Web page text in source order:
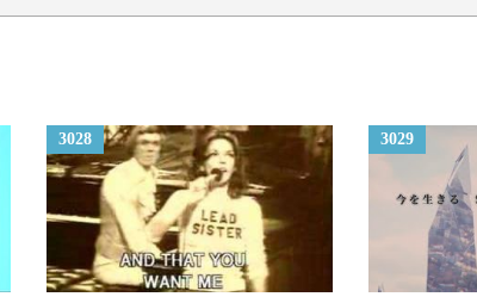
I’ll be your lover and I’ll be your friend
Ooh… too good to be true
I wanna spend my life with you
I wanna spend my life with you
Ooh… too good to be true
I wanna spend my life with you
I wanna spend my life with you
3028 3029